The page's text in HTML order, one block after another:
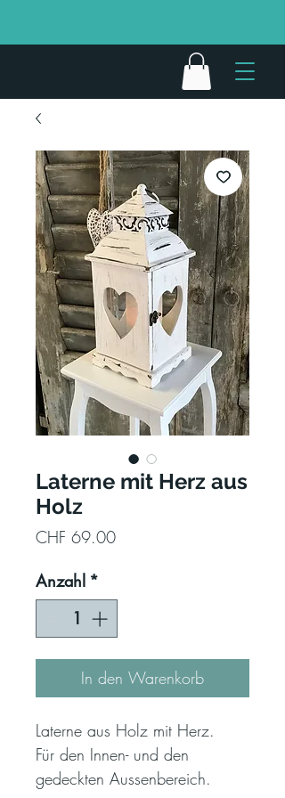
Laterne mit Herz aus
Holz
CHF 69.00Preis
Anzahl *
In den Warenkorb
Laterne aus Holz mit Herz.
Für den Innen- und den
gedeckten Aussenbereich.